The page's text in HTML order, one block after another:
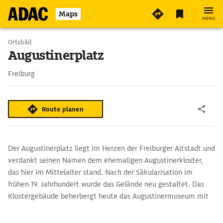
Maps MENÜ
Ortsbild
Augustinerplatz
Freiburg
Route planen
Der Augustinerplatz liegt im Herzen der Freiburger Altstadt und
verdankt seinen Namen dem ehemaligen Augustinerkloster,
das hier im Mittelalter stand. Nach der Säkularisation im
frühen 19. Jahrhundert wurde das Gelände neu gestaltet. Das
Klostergebäude beherbergt heute das Augustinermuseum mit